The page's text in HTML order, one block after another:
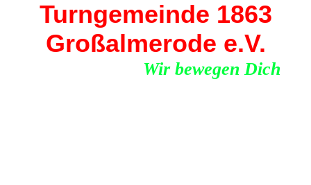
Turngemeinde 1863
Großalmerode e.V.
Wir bewegen Dich